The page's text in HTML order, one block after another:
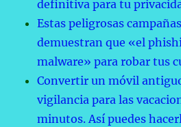
definitiva para tu
Estas peligrosas
demuestran que «el
malware» para robar tus
Convertir un móvil
vigilancia para las
minutos. Así puedes